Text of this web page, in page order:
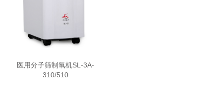
医用分子筛制氧机SL-3A-
310/510